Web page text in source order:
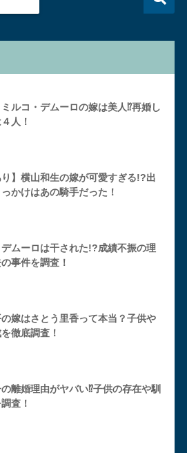
ミルコ・デムーロの嫁は美人⁉︎再婚し
人！
り】横山和生の嫁が可愛すぎる!?出
かけはあの騎手だった！
デムーロは干された!?成績不振の理
事件を調査！
嫁はさとう里香って本当？子供や
徹底調査！
離婚理由がヤバい⁉︎子供の存在や馴
査！